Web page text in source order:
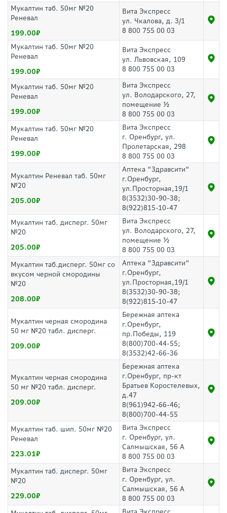
Мукалтин таб. 50мг №20
Реневал
199.00
Вита Экспресс
ул. Чкалова, д. 3/1
8 800 755 00 03
Мукалтин таб. 50мг №20
Реневал
199.00
Вита Экспресс
ул. Львовская, 109
8 800 755 00 03
Мукалтин таб. 50мг №20
Реневал
199.00
Вита Экспресс
ул. Володарского, 27,
помещение ½
8 800 755 00 03
Мукалтин таб. 50мг №20
Реневал
199.00
Вита Экспресс
г. Оренбург, ул.
Пролетарская, 298
8 800 755 00 03
Мукалтин Реневал таб. 50мг
№20
205.00
Аптека "Здравсити"
г.Оренбург,
ул.Просторная,19/1
8(3532)30-90-38;
8(922)815-10-47
Мукалтин таб. дисперг. 50мг
№20
205.00
Вита Экспресс
ул. Володарского, 27,
помещение ½
8 800 755 00 03
Мукалтин таб.дисперг. 50мг со
вкусом черной смородины
№20
208.00
Аптека "Здравсити"
г.Оренбург,
ул.Просторная,19/1
8(3532)30-90-38;
8(922)815-10-47
Мукалтин черная смородина
50 мг №20 табл. дисперг.
209.00
Бережная аптека
г.Оренбург,
пр.Победы, 119
8(800)700-44-55;
8(3532)42-66-36
Мукалтин черная смородина
50 мг №20 табл. дисперг.
209.00
Бережная аптека
г.Оренбург, пр-кт
Братьев Коростелевых,
д.47
8(961)942-66-46;
8(800)700-44-55
Мукалтин таб. шип. 50мг №20
Реневал
223.01
Вита Экспресс
г. Оренбург, ул.
Салмышская, 56 А
8 800 755 00 03
Мукалтин таб. дисперг. 50мг
№20
229.00
Вита Экспресс
г. Оренбург, ул.
Салмышская, 56 А
8 800 755 00 03